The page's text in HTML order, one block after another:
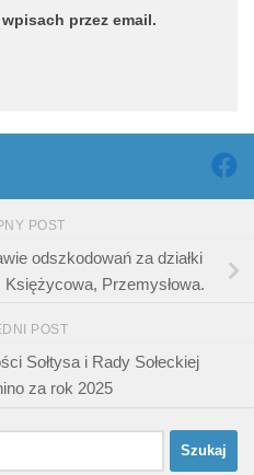
przez email.
POST
odszkodowań za działki
Przemysłowa.
POST
Sołtysa i Rady Sołeckiej
za rok 2025